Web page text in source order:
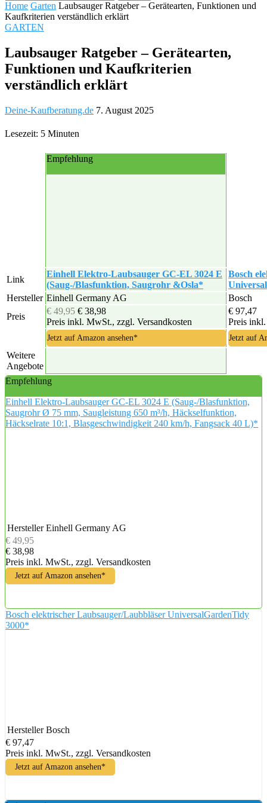
Home Garten Laubsauger Ratgeber – Gerätearten, Funktionen und
Kaufkriterien verständlich erklärt
GARTEN
Laubsauger Ratgeber – Gerätearten,
Funktionen und Kaufkriterien
verständlich erklärt
Deine-Kaufberatung.de 7. August 2025
Lesezeit: 5 Minuten
Empfehlung
Link
Einhell Elektro-Laubsauger GC-EL 3024 E
(Saug-/Blasfunktion, Saugrohr &Osla*
Bosch
Hersteller Einhell Germany AG
Bosch
Preis
€ 49,95 € 38,98
Preis inkl. MwSt., zzgl. Versandkosten
€ 97,47
Preis
Jetzt auf Amazon ansehen* Jetzt auf
Weitere
Angebote
Empfehlung
Einhell Elektro-Laubsauger GC-EL 3024 E (Saug-/Blasfunktion,
Saugrohr Ø 75 mm, Saugleistung 650 m³/h, Häckselfunktion,
Häckselrate 10:1, Blasgeschwindigkeit 240 km/h, Fangsack 40 L)*
Hersteller Einhell Germany AG
€ 49,95
€ 38,98
Preis inkl. MwSt., zzgl. Versandkosten
Jetzt auf Amazon ansehen*
Bosch elektrischer Laubsauger/Laubbläser UniversalGardenTidy
3000*
Hersteller Bosch
€ 97,47
Preis inkl. MwSt., zzgl. Versandkosten
Jetzt auf Amazon ansehen*